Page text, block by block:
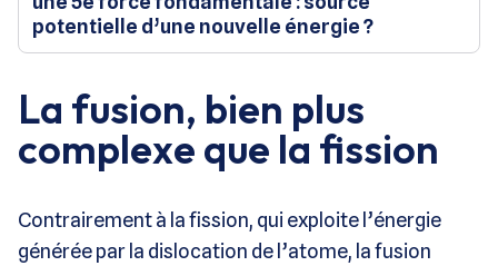
potentielle d’une nouvelle énergie ?
La fusion, bien plus
complexe que la fission
Contrairement à la fission, qui exploite l’énergie
générée par la dislocation de l’atome, la fusion